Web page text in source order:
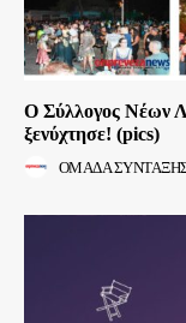
Ο Σύλλογος Νέων
ξενύχτησε! (pics)
ΟΜΑΔΑ